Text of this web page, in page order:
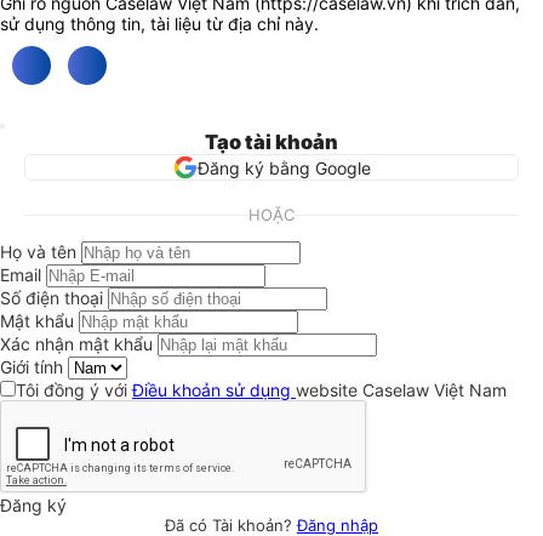
sử dụng thông tin, tài liệu từ địa chỉ này.
Tạo tài khoản
Đăng ký bằng Google
HOẶC
Họ và tên
Email
Số điện thoại
Mật khẩu
Xác nhận mật khẩu
Giới tính
Tôi đồng ý vớiĐiều khoản sử dụng website Caselaw Việt Nam
Đăng ký
Đã có Tài khoản?Đăng nhập